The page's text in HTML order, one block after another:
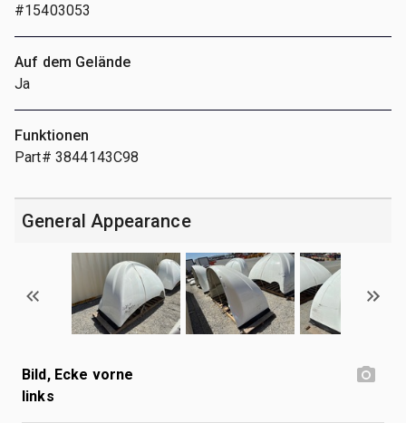
#15403053
Auf dem Gelände
Ja
Funktionen
Part# 3844143C98
General Appearance
Bild, Ecke vorne
links